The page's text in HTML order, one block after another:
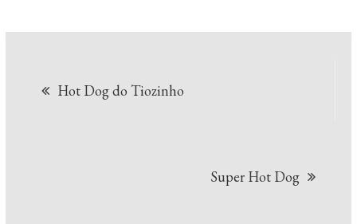
Hot Dog do Tiozinho
Super Hot Dog